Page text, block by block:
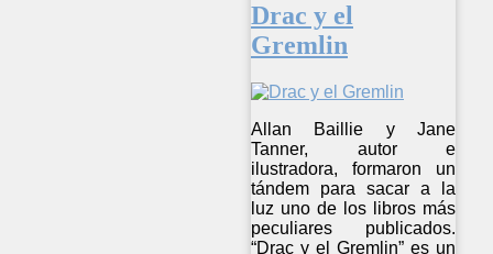
Drac y el
Gremlin
Allan Baillie y Jane
Tanner, autor e
ilustradora, formaron un
tándem para sacar a la
luz uno de los libros más
peculiares publicados.
“Drac y el Gremlin” es un